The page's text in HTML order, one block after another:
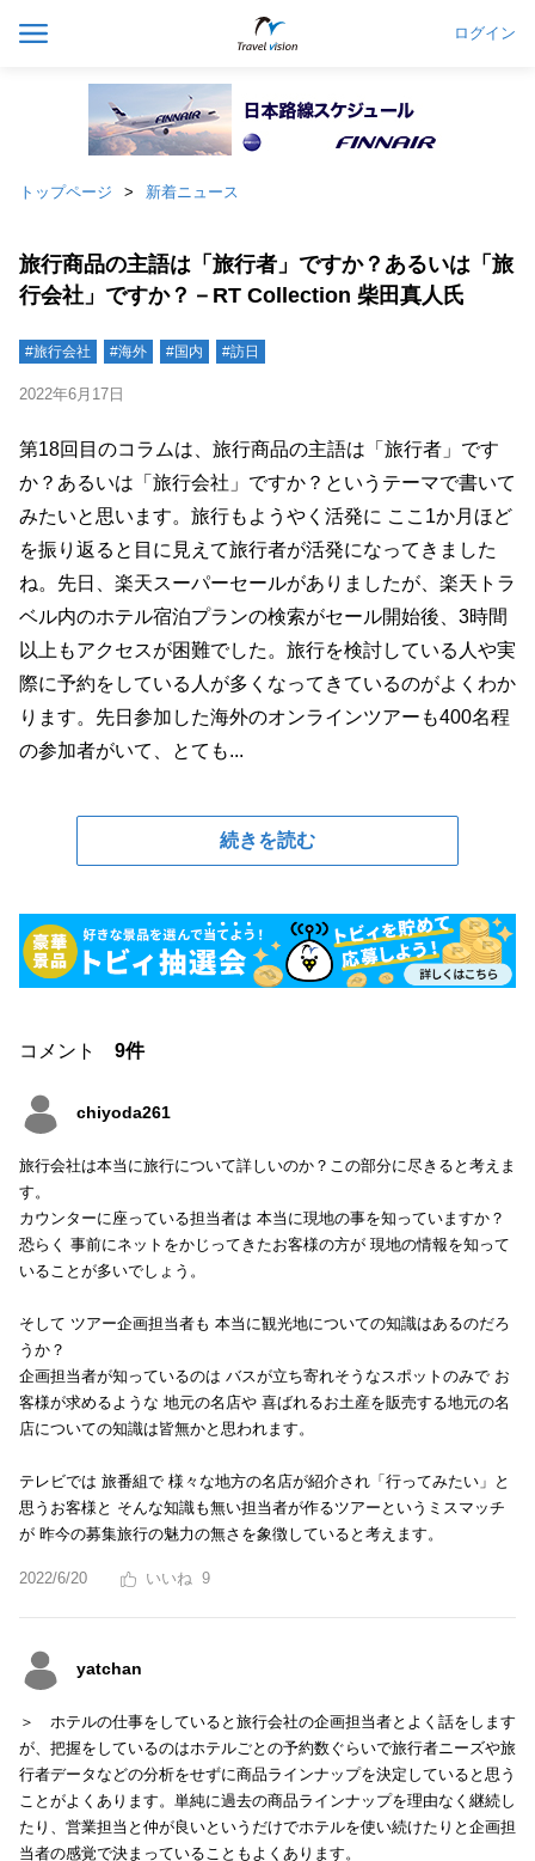
ログイン
トップページ 新着ニュース
旅行商品の主語は「旅行者」ですか？あるいは「旅
行会社」ですか？－RT Collection 柴田真人氏
#旅行会社 #海外 #国内 #訪日
2022年6月17日
第18回目のコラムは、旅行商品の主語は「旅行者」です
か？あるいは「旅行会社」ですか？というテーマで書いて
みたいと思います。旅行もようやく活発に ここ1か月ほど
を振り返ると目に見えて旅行者が活発になってきました
ね。先日、楽天スーパーセールがありましたが、楽天トラ
ベル内のホテル宿泊プランの検索がセール開始後、3時間
以上もアクセスが困難でした。旅行を検討している人や実
際に予約をしている人が多くなってきているのがよくわか
ります。先日参加した海外のオンラインツアーも400名程
の参加者がいて、とても...
続きを読む
コメント 9件
chiyoda261
旅行会社は本当に旅行について詳しいのか？この部分に尽きると考えま
す。
カウンターに座っている担当者は 本当に現地の事を知っていますか？
恐らく 事前にネットをかじってきたお客様の方が 現地の情報を知って
いることが多いでしょう。
そして ツアー企画担当者も 本当に観光地についての知識はあるのだろ
うか？
企画担当者が知っているのは バスが立ち寄れそうなスポットのみで お
客様が求めるような 地元の名店や 喜ばれるお土産を販売する地元の名
店についての知識は皆無かと思われます。
テレビでは 旅番組で 様々な地方の名店が紹介され「行ってみたい」と
思うお客様と そんな知識も無い担当者が作るツアーというミスマッチ
が 昨今の募集旅行の魅力の無さを象徴していると考えます。
2022/6/20 9
yatchan
＞ ホテルの仕事をしていると旅行会社の企画担当者とよく話をします
が、把握をしているのはホテルごとの予約数ぐらいで旅行者ニーズや旅
行者データなどの分析をせずに商品ラインナップを決定していると思う
ことがよくあります。単純に過去の商品ラインナップを理由なく継続し
たり、営業担当と仲が良いというだけでホテルを使い続けたりと企画担
当者の感覚で決まっていることもよくあります。